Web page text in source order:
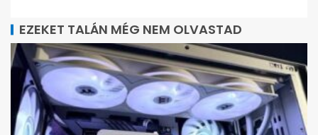
EZEKET TALÁN MÉG NEM OLVASTAD